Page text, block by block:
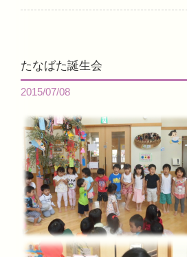
たなばた誕生会
2015/07/08